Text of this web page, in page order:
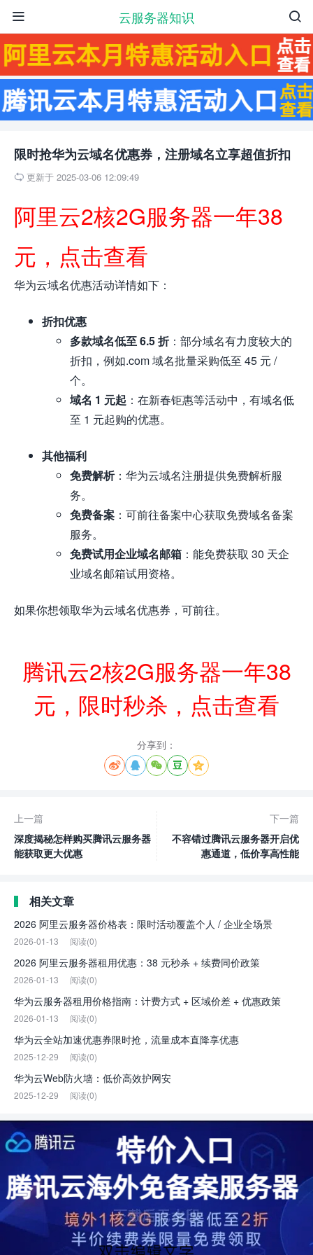
云服务器知识 

限时抢华为云域名优惠券，注册域名立享超值折扣
 更新于 2025-03-06 12:09:49
阿里云2核2G服务器一年38
元，点击查看
华为云域名优惠活动详情如下：
折扣优惠
多款域名低至 6.5 折：部分域名有力度较大的
折扣，例如.com 域名批量采购低至 45 元 /
个。
域名 1 元起 ：在新春钜惠等活动中，有域名低
至 1 元起购的优惠。
其他福利
免费解析：华为云域名注册提供免费解析服
务。
免费备案 ：可前往备案中心获取免费域名备案
服务。
免费试用企业域名邮箱 ：能免费获取 30 天企
业域名邮箱试用资格。
如果你想领取华为云域名优惠券，可前往。
腾讯云2核2G服务器一年38
元，限时秒杀，点击查看
分享到：
    
上一篇
深度揭秘怎样购买腾讯云服务器
能获取更大优惠
下一篇
不容错过腾讯云服务器开启优
惠通道，低价享高性能
相关文章
2026 阿里云服务器价格表：限时活动覆盖个人 / 企业全场景
2026-01-13 阅读(0)
2026 阿里云服务器租用优惠：38 元秒杀 + 续费同价政策
2026-01-13 阅读(0)
华为云服务器租用价格指南：计费方式 + 区域价差 + 优惠政策
2026-01-13 阅读(0)
华为云全站加速优惠券限时抢，流量成本直降享优惠
2025-12-29 阅读(0)
华为云Web防火墙：低价高效护网安
2025-12-29 阅读(0)